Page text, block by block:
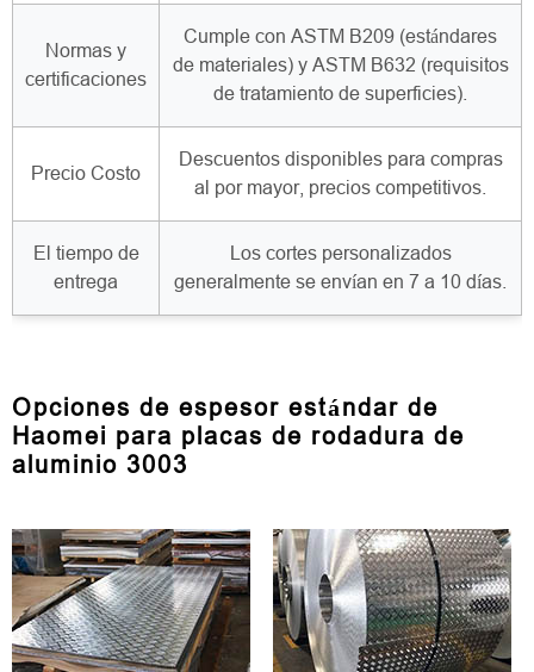
Normas y
certificaciones
Cumple con ASTM B209 (estándares
de materiales) y ASTM B632 (requisitos
de tratamiento de superficies).
Precio Costo
Descuentos disponibles para compras
al por mayor, precios competitivos.
El tiempo de
entrega
Los cortes personalizados
generalmente se envían en 7 a 10 días.
Opciones de espesor estándar de
Haomei para placas de rodadura de
aluminio 3003